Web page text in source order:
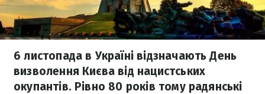
6 листопада в Україні відзначають День
визволення Києва від нацистських
окупантів. Рівно 80 років тому радянські